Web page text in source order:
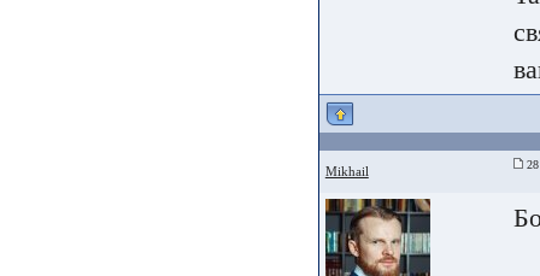
Mikhail 28